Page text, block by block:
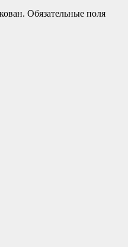
Обязательные поля